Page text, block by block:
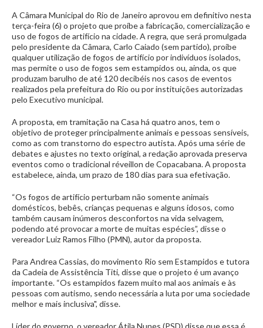
A Câmara Municipal do Rio de Janeiro aprovou em definitivo nesta
terça-feira (6) o projeto que proíbe a fabricação, comercialização e
uso de fogos de artifício na cidade. A regra, que será promulgada
pelo presidente da Câmara, Carlo Caiado (sem partido), proíbe
qualquer utilização de fogos de artifício por indivíduos isolados,
mas permite o uso de fogos sem estampidos ou, ainda, os que
produzam barulho de até 120 decibéis nos casos de eventos
realizados pela prefeitura do Rio ou por instituições autorizadas
pelo Executivo municipal.
A proposta, em tramitação na Casa há quatro anos, tem o
objetivo de proteger principalmente animais e pessoas sensíveis,
como as com transtorno do espectro autista. Após uma série de
debates e ajustes no texto original, a redação aprovada preserva
eventos como o tradicional réveillon de Copacabana. A proposta
estabelece, ainda, um prazo de 180 dias para sua efetivação.
“Os fogos de artifício perturbam não somente animais
domésticos, bebês, crianças pequenas e alguns idosos, como
também causam inúmeros desconfortos na vida selvagem,
podendo até provocar a morte de muitas espécies”, disse o
vereador Luiz Ramos Filho (PMN), autor da proposta.
Para Andrea Cassias, do movimento Rio sem Estampidos e tutora
da Cadeia de Assistência Titi, disse que o projeto é um avanço
importante. “Os estampidos fazem muito mal aos animais e às
pessoas com autismo, sendo necessária a luta por uma sociedade
melhor e mais inclusiva", disse.
Líder do governo, o vereador Átila Nunes (PSD) disse que essa é